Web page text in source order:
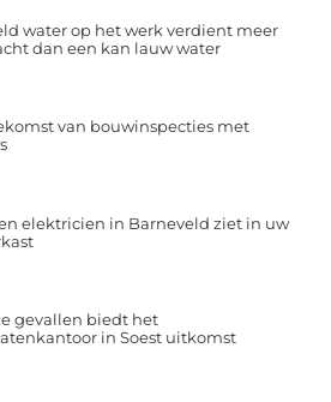
water op het werk verdient meer
dan een kan lauw water
van bouwinspecties met
elektricien in Barneveld ziet in uw
gevallen biedt het
in Soest uitkomst